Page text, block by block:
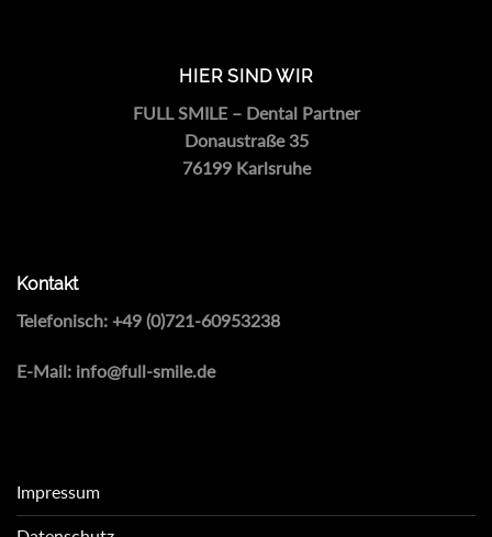
HIER SIND WIR
FULL SMILE – Dental Partner
Donaustraße 35
76199 Karlsruhe
Kontakt
Telefonisch: +49 (0)721-60953238
E-Mail: info@full-smile.de
Impressum